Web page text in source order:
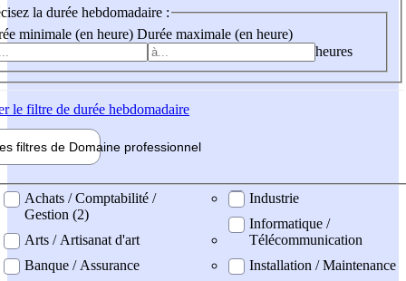
la durée hebdomadaire :
minimale (en heure) Durée maximale (en heure)
heures
le filtre de durée hebdomadaire
filtres de Domaine professionnel
professionel
Achats / Comptabilité /
Gestion (2)
Arts / Artisanat d'art
Banque / Assurance
Industrie
Informatique /
Télécommunication
Installation / Maintenance